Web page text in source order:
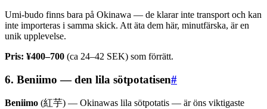
Umi-budo finns bara på Okinawa — de klarar inte transport och kan
inte importeras i samma skick. Att äta dem här, minutfärska, är en
unik upplevelse.
Pris: ¥400–700 (ca 24–42 SEK) som förrätt.
6. Beniimo — den lila sötpotatisen#
Beniimo (紅芋) — Okinawas lila sötpotatis — är öns viktigaste